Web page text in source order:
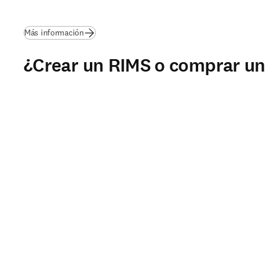
Más información
¿Crear un RIMS o comprar